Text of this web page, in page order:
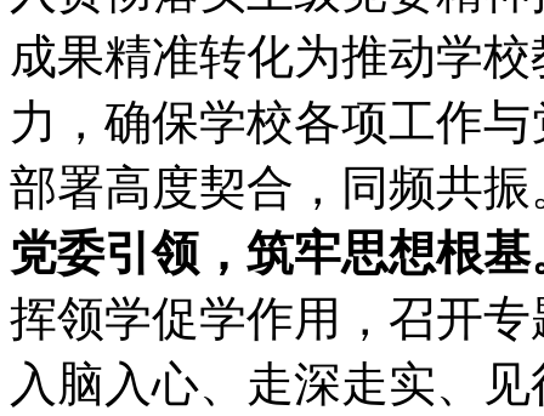
成果精准转化为推动学
力，确保学校各项工作
部署高度契合，同频共振
党委引领，筑牢思想根基
挥领学促学作用，召开
入脑入心、走深走实、